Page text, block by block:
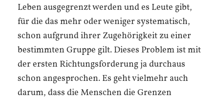
Leben ausgegrenzt werden und es Leute gibt,
für die das mehr oder weniger systematisch,
schon aufgrund ihrer Zugehörigkeit zu einer
bestimmten Gruppe gilt. Dieses Problem ist mit
der ersten Richtungsforderung ja durchaus
schon angesprochen. Es geht vielmehr auch
darum, dass die Menschen die Grenzen